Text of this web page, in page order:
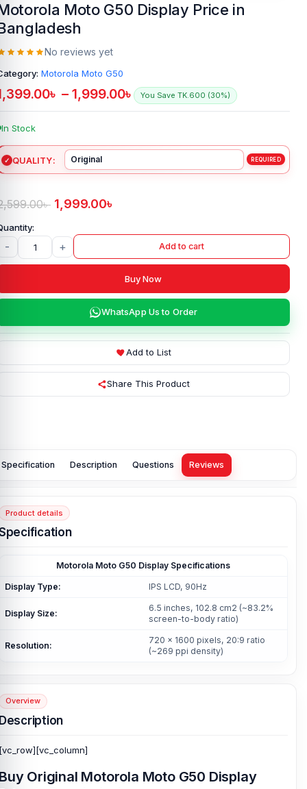
Moto G50 Display Price in
No reviews yet
Motorola Moto G50
৳ – 1,999.00৳ You Save TK.600 (30%)
In Stock
QUALITY
৳ 1,999.00৳
- + Add to cart
Buy Now
WhatsApp Us to Order
Add to List
Share This Product
Specification Description Questions Reviews
Product details
Motorola Moto G50 Display Specifications
Display Type: IPS LCD, 90Hz
Display Size:
6.5 inches, 102.8 cm2 (~83.2%
screen-to-body ratio)
Resolution:
720 x 1600 pixels, 20:9 ratio
(~269 ppi density)
Overview
Original Motorola Moto G50 Display